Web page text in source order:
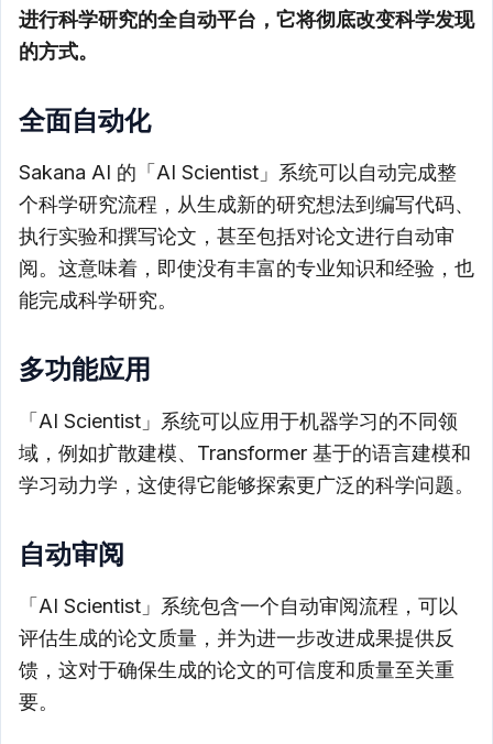
进行科学研究的全自动平台，它将彻底改变科学发现
的方式。
全面自动化
Sakana AI 的「AI Scientist」系统可以自动完成整
个科学研究流程，从生成新的研究想法到编写代码、
执行实验和撰写论文，甚至包括对论文进行自动审
阅。这意味着，即使没有丰富的专业知识和经验，也
能完成科学研究。
多功能应用
「AI Scientist」系统可以应用于机器学习的不同领
域，例如扩散建模、Transformer 基于的语言建模和
学习动力学，这使得它能够探索更广泛的科学问题。
自动审阅
「AI Scientist」系统包含一个自动审阅流程，可以
评估生成的论文质量，并为进一步改进成果提供反
馈，这对于确保生成的论文的可信度和质量至关重
要。